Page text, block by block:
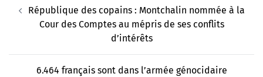
d’article
République des copains : Montchalin nommée à la
Cour des Comptes au mépris de ses conflits
d’intérêts
6.464 français sont dans l’armée génocidaire